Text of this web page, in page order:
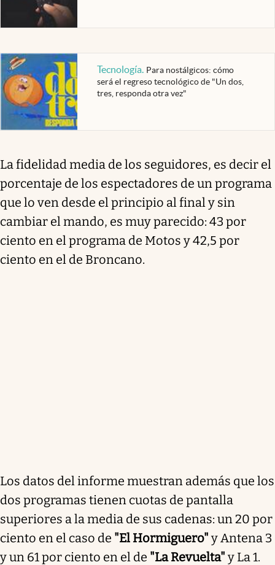
Tecnología. Para nostálgicos: cómo
será el regreso tecnológico de "Un dos,
tres, responda otra vez"
La fidelidad media de los seguidores, es decir el
porcentaje de los espectadores de un programa
que lo ven desde el principio al final y sin
cambiar el mando, es muy parecido: 43 por
ciento en el programa de Motos y 42,5 por
ciento en el de Broncano.
Los datos del informe muestran además que los
dos programas tienen cuotas de pantalla
superiores a la media de sus cadenas: un 20 por
ciento en el caso de "El Hormiguero" y Antena 3
y un 61 por ciento en el de "La Revuelta" y La 1.